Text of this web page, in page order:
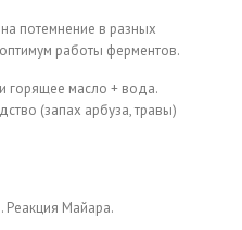
потемнение в разных
работы ферментов.
горящее масло + вода.
(запах арбуза, травы)
Реакция Майара.